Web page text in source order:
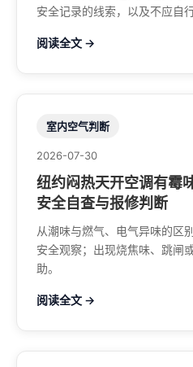
安全记录的线索，以及不应自
阅读全文 →
室内空气判断
2026-07-30
纽约闷热天开空调有霉
安全自查与报修判断
从潮味与燃气、电气异味的区
安全观察；出现烧焦味、跳闸
助。
阅读全文 →